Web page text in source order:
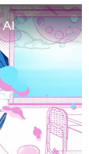
AI